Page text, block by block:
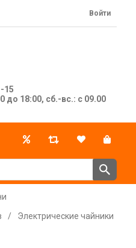
15
до 18:00, сб.-вс.: с 09.00
Войти
/ Электрические чайники